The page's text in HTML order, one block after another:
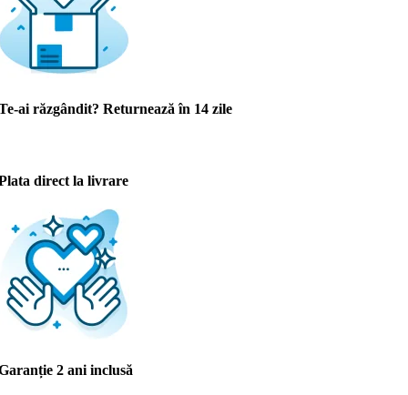
ai răzgândit? Returnează în 14 zile
direct la livrare
2 ani inclusă